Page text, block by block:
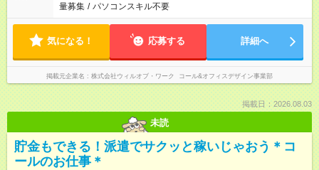
量募集 / パソコンスキル不要
気になる！ 応募する 詳細へ
掲載元企業名 株式会社ウィルオブ・ワーク コール&オフィスデザイン事業部
掲載日：2026.08.03
未読
貯金もできる！派遣でサクッと稼いじゃおう＊コ
ールのお仕事＊